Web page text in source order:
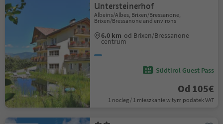
Untersteinerhof
Albeins/Albes, Brixen/Bressanone,
Brixen/Bressanone and environs
6.0 km od Brixen/Bressanone
centrum
Südtirol Guest Pass
Od 105€
1 nocleg / 1 mieszkanie w tym podatek VAT